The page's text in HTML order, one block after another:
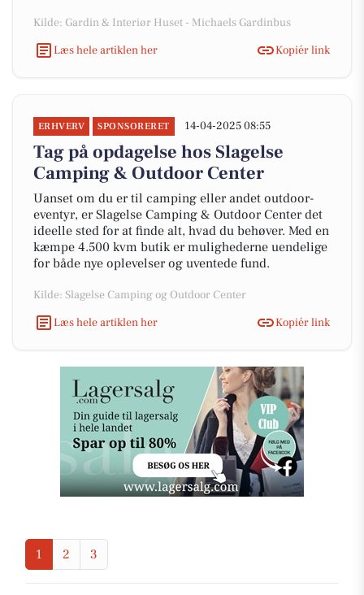
Kilde: Gardin & Interiør Huset - Michaels Gardinbus
Læs hele artiklen her
Kopiér link
ERHVERV SPONSORERET 14-04-2025 08:55
Tag på opdagelse hos Slagelse
Camping & Outdoor Center
Uanset om du er til camping eller andet outdoor-
eventyr, er Slagelse Camping & Outdoor Center det
ideelle sted for at finde alt, hvad du behøver. Med en
kæmpe 4.500 kvm butik er mulighederne uendelige
for både nye oplevelser og uventede fund.
Kilde: Slagelse Camping og Outdoor Center
Læs hele artiklen her
Kopiér link
1 2 3